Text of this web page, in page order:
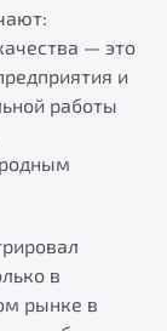
— это
и
работы
в
рынке в